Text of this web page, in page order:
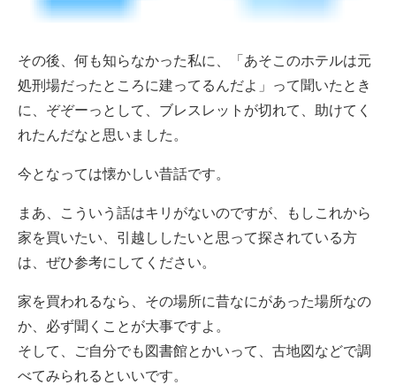
その後、何も知らなかった私に、「あそこのホテルは元
処刑場だったところに建ってるんだよ」って聞いたとき
に、ぞぞーっとして、ブレスレットが切れて、助けてく
れたんだなと思いました。
今となっては懐かしい昔話です。
まあ、こういう話はキリがないのですが、もしこれから
家を買いたい、引越ししたいと思って探されている方
は、ぜひ参考にしてください。
家を買われるなら、その場所に昔なにがあった場所なの
か、必ず聞くことが大事ですよ。
そして、ご自分でも図書館とかいって、古地図などで調
べてみられるといいです。